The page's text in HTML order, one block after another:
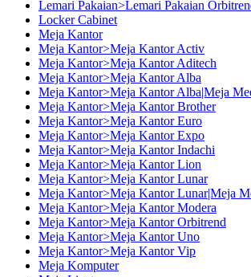
Lemari Pakaian>Lemari Pakaian
Locker Cabinet
Meja Kantor
Meja Kantor>Meja Kantor Activ
Meja Kantor>Meja Kantor Aditech
Meja Kantor>Meja Kantor Alba
Meja Kantor>Meja Kantor Alba|Meja
Meja Kantor>Meja Kantor Brother
Meja Kantor>Meja Kantor Euro
Meja Kantor>Meja Kantor Expo
Meja Kantor>Meja Kantor Indachi
Meja Kantor>Meja Kantor Lion
Meja Kantor>Meja Kantor Lunar
Meja Kantor>Meja Kantor Lunar|Meja
Meja Kantor>Meja Kantor Modera
Meja Kantor>Meja Kantor Orbitrend
Meja Kantor>Meja Kantor Uno
Meja Kantor>Meja Kantor Vip
Meja Komputer